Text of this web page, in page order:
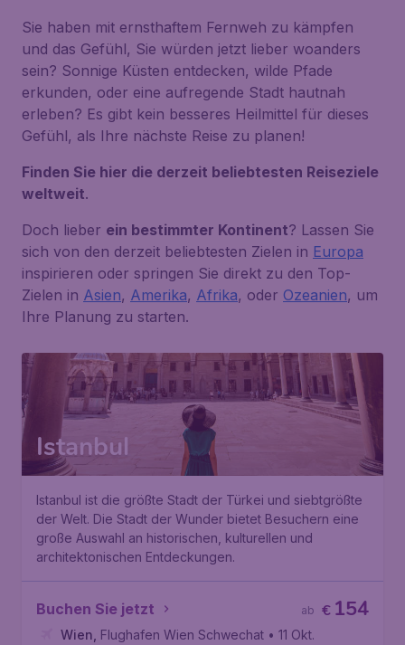
Sie haben mit ernsthaftem Fernweh zu kämpfen
und das Gefühl, Sie würden jetzt lieber woanders
sein? Sonnige Küsten entdecken, wilde Pfade
erkunden, oder eine aufregende Stadt hautnah
erleben? Es gibt kein besseres Heilmittel für dieses
Gefühl, als Ihre nächste Reise zu planen!
Finden Sie hier die derzeit beliebtesten Reiseziele
weltweit.
Doch lieber ein bestimmter Kontinent? Lassen Sie
sich von den derzeit beliebtesten Zielen in Europa
inspirieren oder springen Sie direkt zu den Top-
Zielen in Asien, Amerika, Afrika, oder Ozeanien, um
Ihre Planung zu starten.
Istanbul
Istanbul ist die größte Stadt der Türkei und siebtgrößte
der Welt. Die Stadt der Wunder bietet Besuchern eine
große Auswahl an historischen, kulturellen und
architektonischen Entdeckungen.
Buchen Sie jetzt € 154
ab
Wien Flughafen Wien Schwechat • 11 Okt.